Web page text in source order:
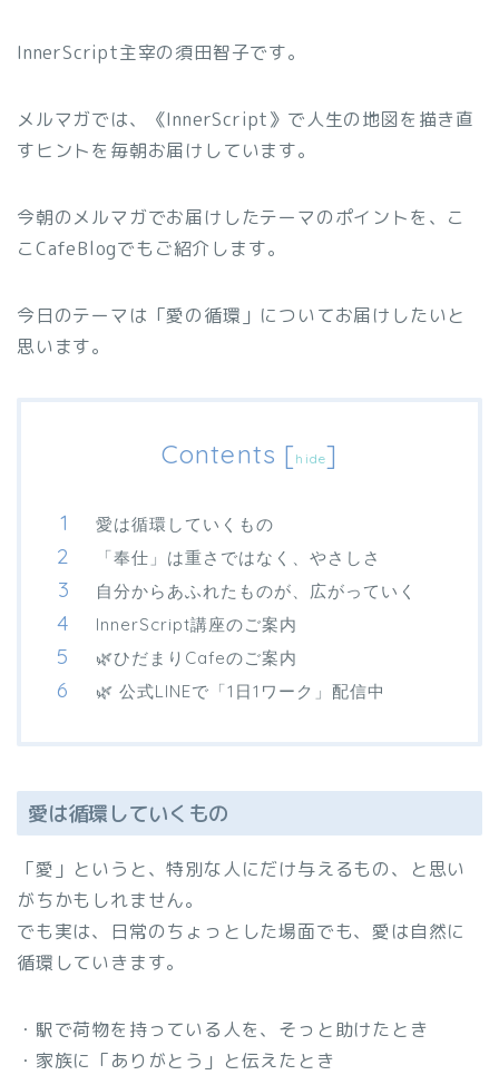
InnerScript主宰の須田智子です。
メルマガでは、《InnerScript》で人生の地図を描き直
すヒントを毎朝お届けしています。
今朝のメルマガでお届けしたテーマのポイントを、こ
こCafeBlogでもご紹介します。
今日のテーマは「愛の循環」についてお届けしたいと
思います。
Contents [ hide]
愛は循環していくもの
「奉仕」は重さではなく、やさしさ
自分からあふれたものが、広がっていく
InnerScript講座のご案内
🌿ひだまりCafeのご案内
🌿 公式LINEで「1日1ワーク」配信中
愛は循環していくもの
「愛」というと、特別な人にだけ与えるもの、と思い
がちかもしれません。
でも実は、日常のちょっとした場面でも、愛は自然に
循環していきます。
・駅で荷物を持っている人を、そっと助けたとき
・家族に「ありがとう」と伝えたとき